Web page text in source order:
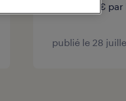
12,54 €
publié le 28